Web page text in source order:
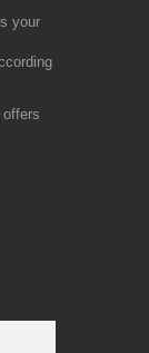
your
offers